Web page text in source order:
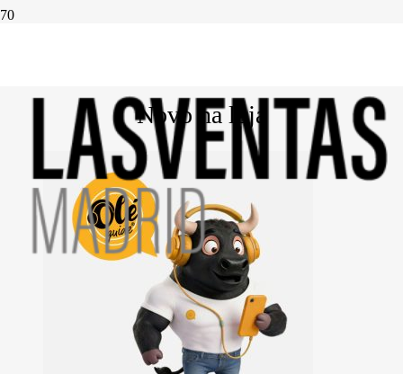
Novo na loja